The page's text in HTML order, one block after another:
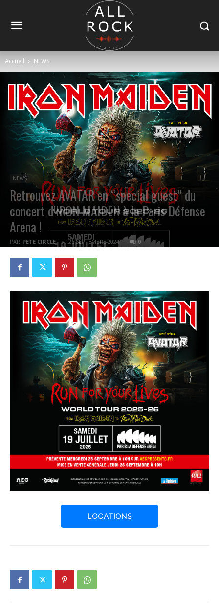
Accueil NEWS
NEWS
Retrouvez AVATAR en “special guest” du
concert d’IRON MAIDEN à la Paris Défense
Arena !
PAR PETE CIRCLE 26 SEPTEMBRE 2024 0
LOCATIONS